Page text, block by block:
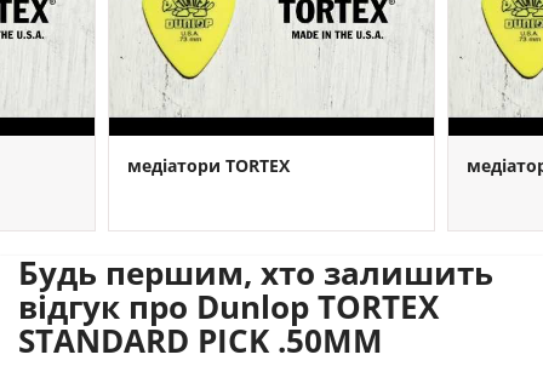
медіатори TORTEX
Будь першим, хто залишить
відгук про Dunlop TORTEX
STANDARD PICK .50MM